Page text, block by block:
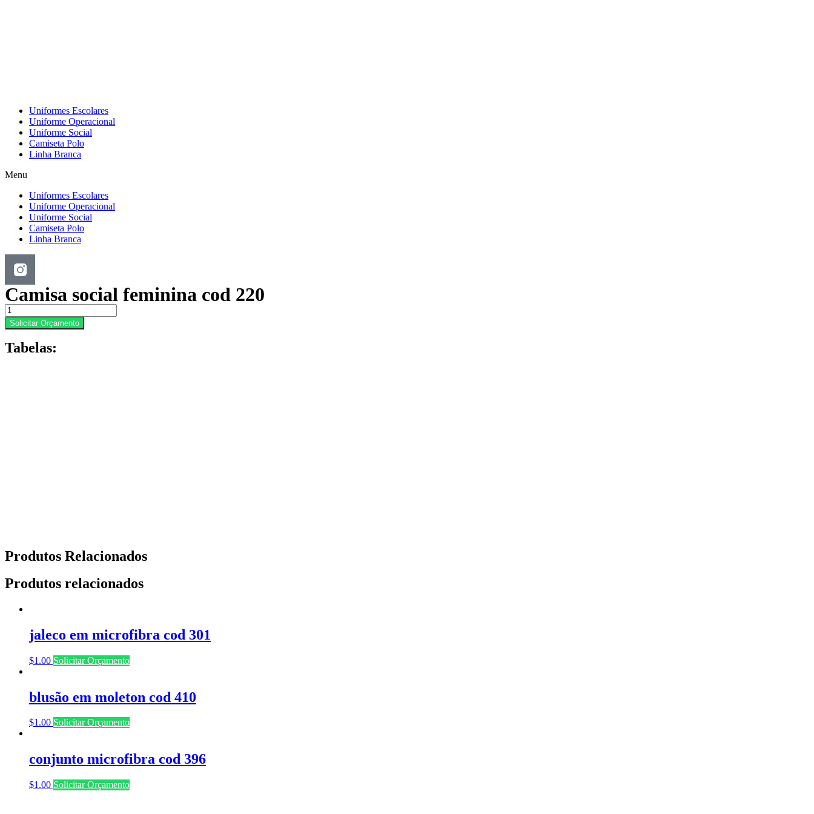
Uniformes Escolares
Uniforme Operacional
Uniforme Social
Camiseta Polo
Linha Branca
Menu
Uniformes Escolares
Uniforme Operacional
Uniforme Social
Camiseta Polo
Linha Branca
Camisa social feminina cod 220
Camisa
social
feminina
cod
220
Solicitar Orçamento
Tabelas:
Produtos Relacionados
Produtos relacionados
jaleco em microfibra cod 301
$1.00 Solicitar Orçamento
blusão em moleton cod 410
$1.00 Solicitar Orçamento
conjunto microfibra cod 396
$1.00 Solicitar Orçamento